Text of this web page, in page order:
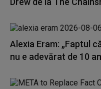
Alexia Eram: „Faptul
nu e adevărat de 10